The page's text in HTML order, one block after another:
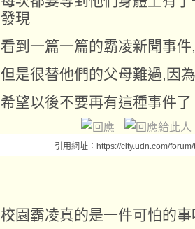
發現
看到一篇一篇的霸凌新聞事
但是很替他們的父母難過,因
希望以後不要再有這種事件了
引用網址：https://city.udn.com/
校園霸凌真的是一件可怕的事